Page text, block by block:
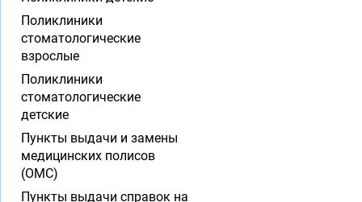
Поликлиники
стоматологические
взрослые
Поликлиники
стоматологические
детские
Пункты выдачи и замены
медицинских полисов
(ОМС)
Пункты выдачи справок на